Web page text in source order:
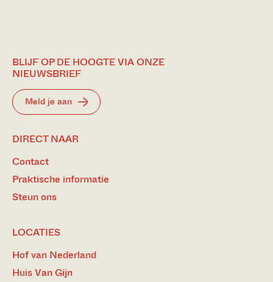
BLIJF OP DE HOOGTE VIA ONZE
NIEUWSBRIEF
Meld je aan
DIRECT NAAR
Contact
Praktische informatie
Steun ons
LOCATIES
Hof van Nederland
Huis Van Gijn